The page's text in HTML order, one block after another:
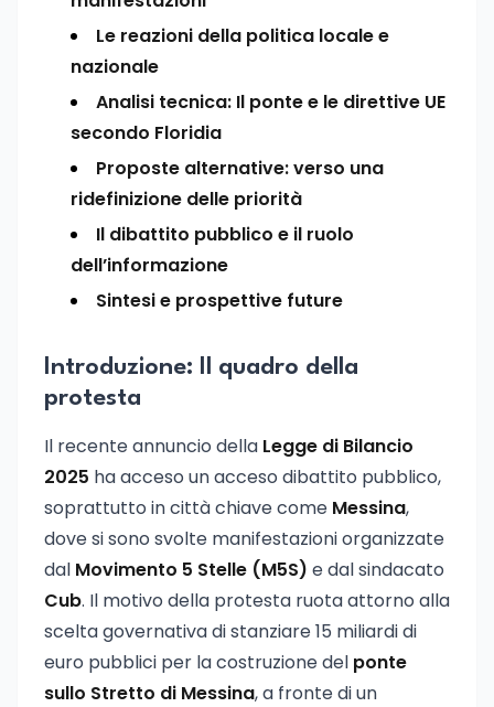
Le reazioni della politica locale e
nazionale
Analisi tecnica: Il ponte e le direttive UE
secondo Floridia
Proposte alternative: verso una
ridefinizione delle priorità
Il dibattito pubblico e il ruolo
dell’informazione
Sintesi e prospettive future
Introduzione: Il quadro della
protesta
Il recente annuncio della Legge di Bilancio
2025 ha acceso un acceso dibattito pubblico,
soprattutto in città chiave come Messina,
dove si sono svolte manifestazioni organizzate
dal Movimento 5 Stelle (M5S) e dal sindacato
Cub. Il motivo della protesta ruota attorno alla
scelta governativa di stanziare 15 miliardi di
euro pubblici per la costruzione del ponte
sullo Stretto di Messina, a fronte di un